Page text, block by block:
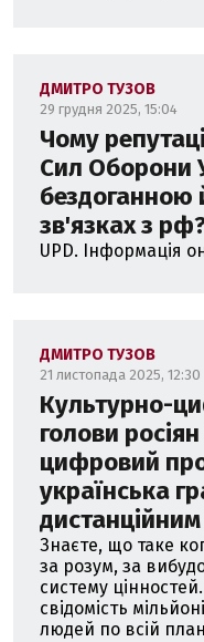
ДМИТРО ТУЗОВ
29 грудня 2025, 15:04
Чому
Сил Оборони
бездоганною
зв'язках з
UPD. Інформація
ДМИТРО ТУЗОВ
21 листопада 2025, 12:30
Культурно-
голови
цифровий
українська
Знаєте, що таке
за розум, за
систему
свідомість
людей по всій